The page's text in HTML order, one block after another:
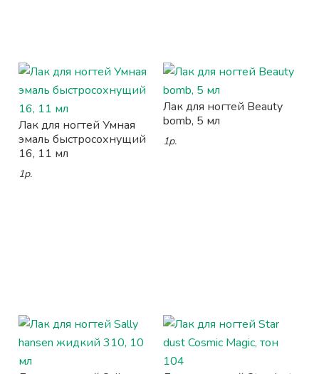
Лак для ногтей Умная
эмаль быстросохнущий
16, 11 мл
1р.
Лак для ногтей Beauty
bomb, 5 мл
1р.